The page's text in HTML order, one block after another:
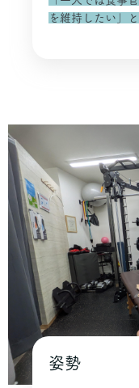
を維持したい」
姿勢